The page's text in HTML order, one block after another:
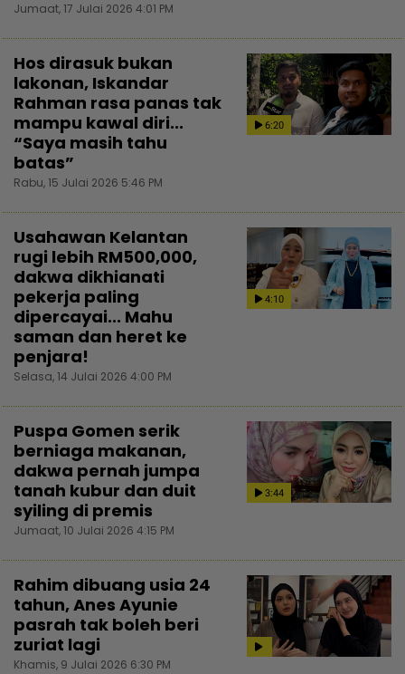
Jumaat, 17 Julai 2026 4:01 PM
6:20
Hos dirasuk bukan
lakonan, Iskandar
Rahman rasa panas tak
mampu kawal diri...
“Saya masih tahu
batas”
Rabu, 15 Julai 2026 5:46 PM
4:10
Usahawan Kelantan
rugi lebih RM500,000,
dakwa dikhianati
pekerja paling
dipercayai... Mahu
saman dan heret ke
penjara!
Selasa, 14 Julai 2026 4:00 PM
3:44
Puspa Gomen serik
berniaga makanan,
dakwa pernah jumpa
tanah kubur dan duit
syiling di premis
Jumaat, 10 Julai 2026 4:15 PM
Rahim dibuang usia 24
tahun, Anes Ayunie
pasrah tak boleh beri
zuriat lagi
Khamis, 9 Julai 2026 6:30 PM